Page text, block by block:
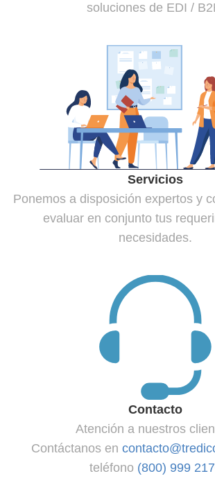
soluciones de EDI /
Servicios
Ponemos a disposición expertos y
evaluar en conjunto tus
necesidades.
Contacto
Atención a nuestros
Contáctanos en
teléfono (800) 999